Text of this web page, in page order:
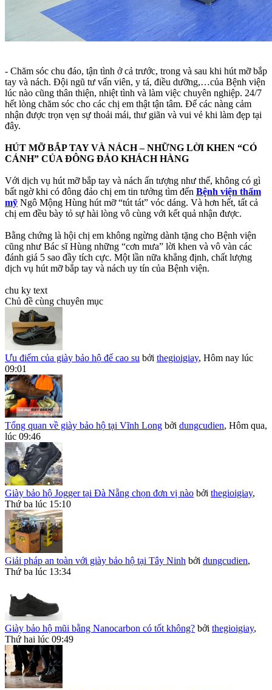
- Chăm sóc chu đáo, tận tình ở cả trước, trong và sau khi hút mỡ bắp
tay và nách. Đội ngũ tư vấn viên, y tá, điều dưỡng,…của Bệnh viện
lúc nào cũng thân thiện, nhiệt tình và làm việc chuyên nghiệp. 24/7
hết lòng chăm sóc cho các chị em thật tận tâm. Để các nàng cảm
nhận được trọn vẹn sự thoải mái, thư giãn và vui vẻ khi làm đẹp tại
đây.
HÚT MỠ BẮP TAY VÀ NÁCH – NHỮNG LỜI KHEN “CÓ
CÁNH” CỦA ĐÔNG ĐẢO KHÁCH HÀNG
Với dịch vụ hút mỡ bắp tay và nách ấn tượng như thế, không có gì
bất ngờ khi có đông đảo chị em tin tưởng tìm đến Bệnh viện thẩm
mỹ Ngô Mộng Hùng hút mỡ “tút tát” vóc dáng. Và hơn hết, tất cả
chị em đều bày tỏ sự hài lòng vô cùng với kết quả nhận được.
Bằng chứng là hội chị em không ngừng dành tặng cho Bệnh viện
cũng như Bác sĩ Hùng những “cơn mưa” lời khen và vô vàn các
đánh giá 5 sao đầy tích cực. Một lần nữa khẳng định, chất lượng
dịch vụ hút mỡ bắp tay và nách uy tín của Bệnh viện.
chu ky text
Chủ đề cùng chuyên mục
Ưu điểm của giày bảo hộ đế cao su bởi thegioigiay, Hôm nay lúc
09:01
Tổng quan về giày bảo hộ tại Vĩnh Long bởi dungcudien, Hôm qua,
lúc 09:46
Giày bảo hộ Jogger tại Đà Nẵng chọn đơn vị nào bởi thegioigiay,
Thứ ba lúc 15:10
Giải pháp an toàn với giày bảo hộ tại Tây Ninh bởi dungcudien,
Thứ ba lúc 13:34
Giày bảo hộ mũi bằng Nanocarbon có tốt không? bởi thegioigiay,
Thứ hai lúc 09:49